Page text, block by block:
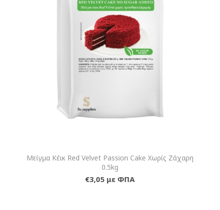
Μείγμα Κέικ Red Velvet Passion Cake Χωρίς Ζάχαρη
0.5kg
€3,05 με ΦΠΑ